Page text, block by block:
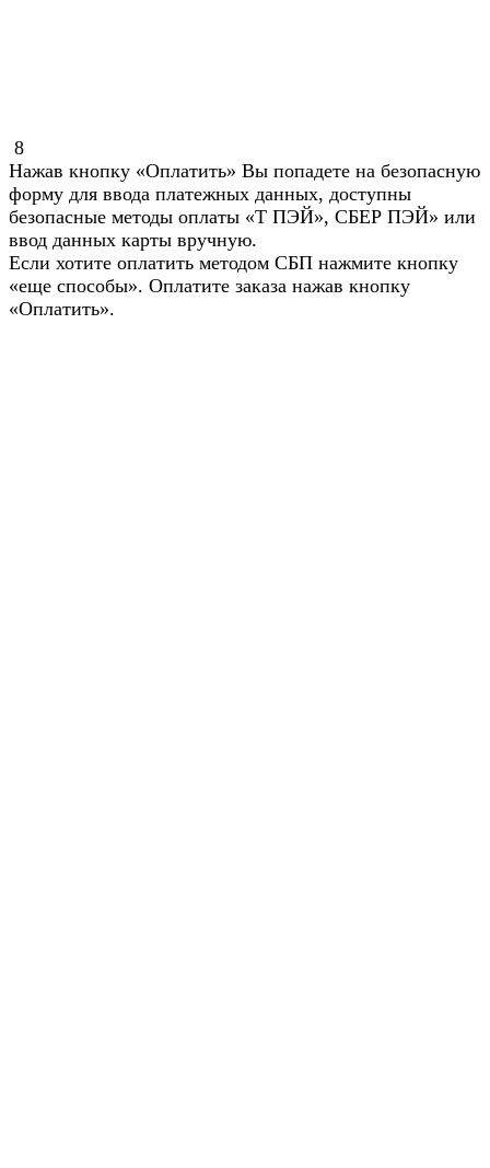
8
Нажав кнопку «Оплатить» Вы попадете на безопасную
форму для ввода платежных данных, доступны
безопасные методы оплаты «Т ПЭЙ», СБЕР ПЭЙ» или
ввод данных карты вручную.
Если хотите оплатить методом СБП нажмите кнопку
«еще способы». Оплатите заказа нажав кнопку
«Оплатить».